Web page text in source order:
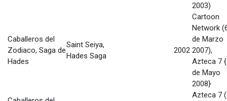
2003)
Caballeros del
Zodiaco, Saga de
Hades
Saint Seiya,
Hades Saga
2002
Cartoon
Network
de Marzo
2007),
Azteca 7
de Mayo
2008}
Azteca 7